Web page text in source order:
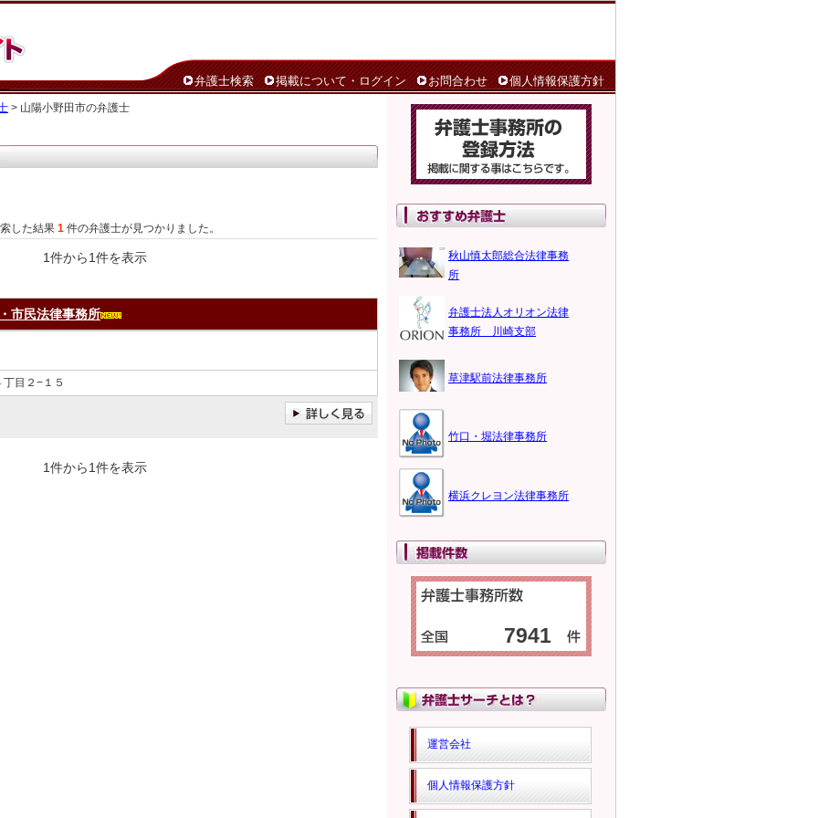
弁護士検索 掲載について・ログイン お問合わせ 個人情報保護方針
> 山陽小野田市の弁護士
した結果 1 件の弁護士が見つかりました。
1件から1件を表示
市民法律事務所
目２−１５
1件から1件を表示
秋山慎太郎総合法律事務
所
弁護士法人オリオン法律
事務所 川崎支部
草津駅前法律事務所
竹口・堀法律事務所
横浜クレヨン法律事務所
7941
運営会社
個人情報保護方針